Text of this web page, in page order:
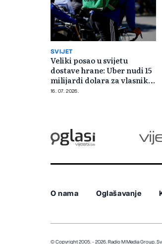
SVIJET
Veliki posao u svijetu
dostave hrane: Uber nudi 15
milijardi dolara za vlasnika
Glova
16. 07. 2026.
O nama Oglašavanje
© Copyright 2005. - 2026. Radio M Media Group.